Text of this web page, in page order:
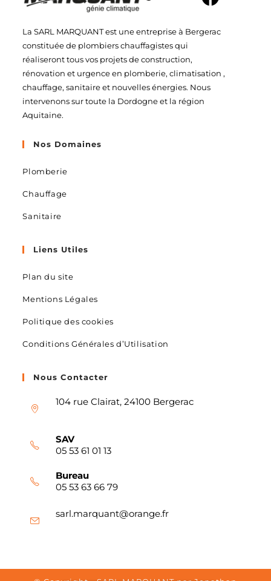
La SARL MARQUANT est une entreprise à Bergerac
constituée de plombiers chauffagistes qui
réaliseront tous vos projets de construction,
rénovation et urgence en plomberie, climatisation ,
chauffage, sanitaire et nouvelles énergies. Nous
intervenons sur toute la Dordogne et la région
Aquitaine.
Nos Domaines
Plomberie
Chauffage
Sanitaire
Liens Utiles
Plan du site
Mentions Légales
Politique des cookies
Conditions Générales d’Utilisation
Nous Contacter
104 rue Clairat, 24100 Bergerac
SAV
05 53 61 01 13
Bureau
05 53 63 66 79
sarl.marquant@orange.fr